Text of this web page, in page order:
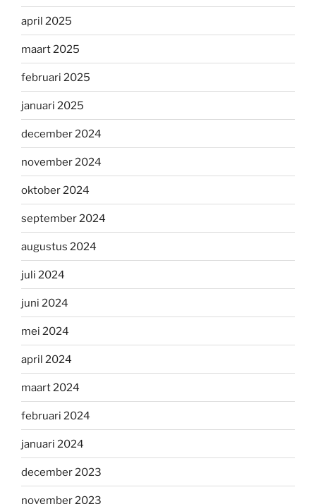
april 2025
maart 2025
februari 2025
januari 2025
december 2024
november 2024
oktober 2024
september 2024
augustus 2024
juli 2024
juni 2024
mei 2024
april 2024
maart 2024
februari 2024
januari 2024
december 2023
november 2023